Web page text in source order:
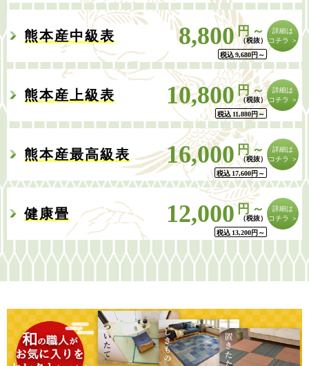
熊本産中級表 8,800 円～
税込9,680円 ～
詳細は
コチラ ＞
熊本産上級表 10,800円～
税込11,880円～
詳細は
コチラ ＞
熊本産最高級表 16,000 円～
税込 17,600円 ～
詳細は
コチラ ＞
健康畳 12,000円～
税込 13,200円 ～
詳細は
コチラ ＞